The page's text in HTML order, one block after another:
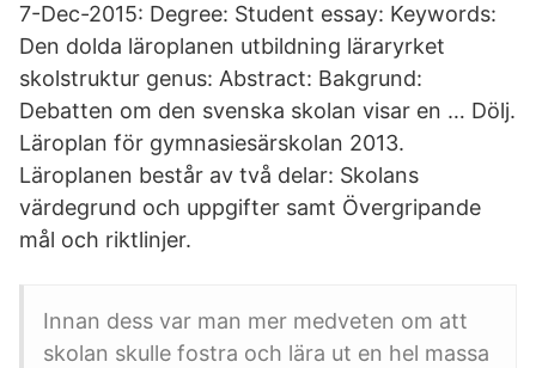
7-Dec-2015: Degree: Student essay: Keywords:
Den dolda läroplanen utbildning läraryrket
skolstruktur genus: Abstract: Bakgrund:
Debatten om den svenska skolan visar en … Dölj.
Läroplan för gymnasiesärskolan 2013.
Läroplanen består av två delar: Skolans
värdegrund och uppgifter samt Övergripande
mål och riktlinjer.
Innan dess var man mer medveten om att
skolan skulle fostra och lära ut en hel massa